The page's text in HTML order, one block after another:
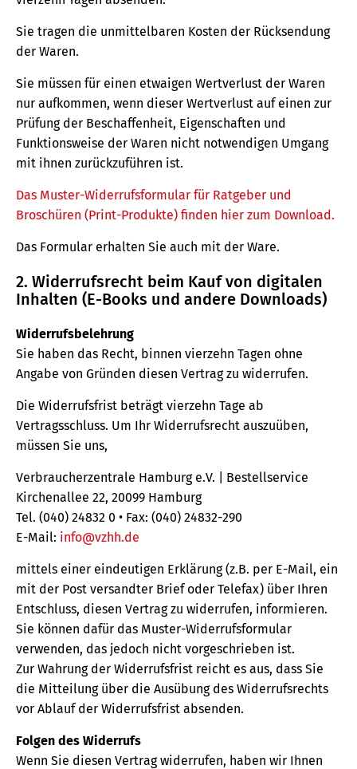
Sie tragen die unmittelbaren Kosten der Rücksendung
der Waren.
Sie müssen für einen etwaigen Wertverlust der Waren
nur aufkommen, wenn dieser Wertverlust auf einen zur
Prüfung der Beschaffenheit, Eigenschaften und
Funktionsweise der Waren nicht notwendigen Umgang
mit ihnen zurückzuführen ist.
Das Muster-Widerrufsformular für Ratgeber und
Broschüren (Print-Produkte) finden hier zum Download.
Das Formular erhalten Sie auch mit der Ware.
2. Widerrufsrecht beim Kauf von digitalen
Inhalten (E-Books und andere Downloads)
Widerrufsbelehrung
Sie haben das Recht, binnen vierzehn Tagen ohne
Angabe von Gründen diesen Vertrag zu widerrufen.
Die Widerrufsfrist beträgt vierzehn Tage ab
Vertragsschluss. Um Ihr Widerrufsrecht auszuüben,
müssen Sie uns,
Verbraucherzentrale Hamburg e.V. | Bestellservice
Kirchenallee 22, 20099 Hamburg
Tel. (040) 24832 0 • Fax: (040) 24832-290
E-Mail: info@vzhh.de
mittels einer eindeutigen Erklärung (z.B. per E-Mail, ein
mit der Post versandter Brief oder Telefax) über Ihren
Entschluss, diesen Vertrag zu widerrufen, informieren.
Sie können dafür das Muster-Widerrufsformular
verwenden, das jedoch nicht vorgeschrieben ist.
Zur Wahrung der Widerrufsfrist reicht es aus, dass Sie
die Mitteilung über die Ausübung des Widerrufsrechts
vor Ablauf der Widerrufsfrist absenden.
Folgen des Widerrufs
Wenn Sie diesen Vertrag widerrufen, haben wir Ihnen